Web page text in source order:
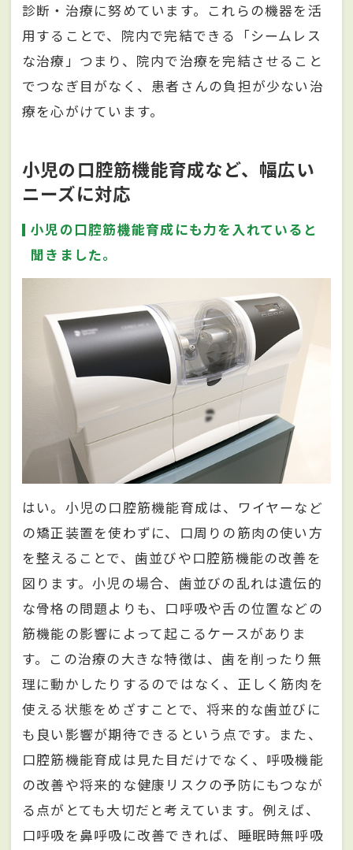
診断・治療に努めています。これらの機器を活
用することで、院内で完結できる「シームレス
な治療」つまり、院内で治療を完結させること
でつなぎ目がなく、患者さんの負担が少ない治
療を心がけています。
小児の口腔筋機能育成など、幅広い
ニーズに対応
小児の口腔筋機能育成にも力を入れていると
聞きました。
はい。小児の口腔筋機能育成は、ワイヤーなど
の矯正装置を使わずに、口周りの筋肉の使い方
を整えることで、歯並びや口腔筋機能の改善を
図ります。小児の場合、歯並びの乱れは遺伝的
な骨格の問題よりも、口呼吸や舌の位置などの
筋機能の影響によって起こるケースがありま
す。この治療の大きな特徴は、歯を削ったり無
理に動かしたりするのではなく、正しく筋肉を
使える状態をめざすことで、将来的な歯並びに
も良い影響が期待できるという点です。また、
口腔筋機能育成は見た目だけでなく、呼吸機能
の改善や将来的な健康リスクの予防にもつなが
る点がとても大切だと考えています。例えば、
口呼吸を鼻呼吸に改善できれば、睡眠時無呼吸